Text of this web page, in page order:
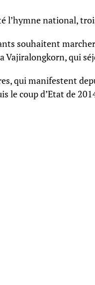
l’hymne national,
souhaitent marcher
Vajiralongkorn, qui
qui manifestent
le coup d’Etat de